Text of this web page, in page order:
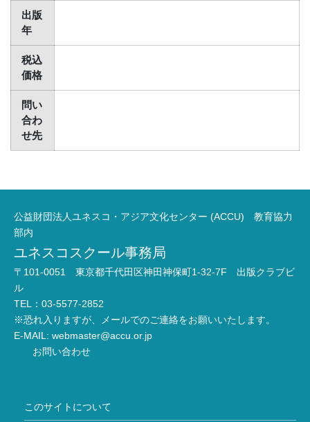
出版
年
税込
価格
問い
合わ
せ先
公益財団法人ユネスコ・アジア文化センター (ACCU) 教育協力
部内
ユネスコスクール事務局
〒101-0051 東京都千代田区神田神保町1-32-7F 出版クラブビ
ル
TEL：03-5577-2852
※恐れ入りますが、メールでのご連絡をお願いいたします。
E-MAIL: webmaster@accu.or.jp
お問い合わせ
このサイトについて